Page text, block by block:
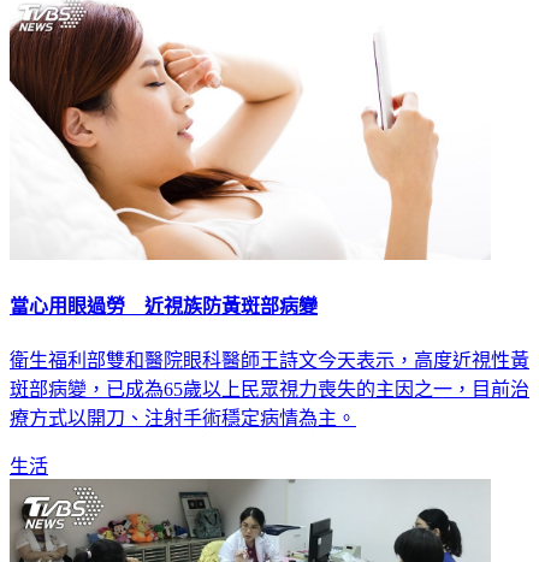
當心用眼過勞 近視族防黃斑部病變
衛生福利部雙和醫院眼科醫師王詩文今天表示，高度近視性黃
斑部病變，已成為65歲以上民眾視力喪失的主因之一，目前治
療方式以開刀、注射手術穩定病情為主。
生活